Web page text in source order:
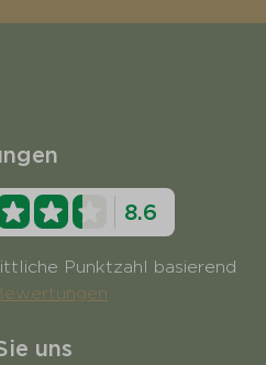
8.6
Punktzahl basierend
uns